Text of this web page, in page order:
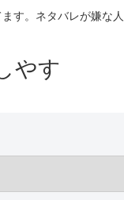
す。ネタバレが嫌な人
やす